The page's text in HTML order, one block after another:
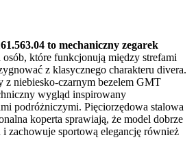
to mechaniczny zegarek
które funkcjonują między strefami
z klasycznego charakteru divera.
z niebiesko-czarnym bezelem GMT
wygląd inspirowany
podróżniczymi. Pięciorzędowa stalowa
koperta sprawiają, że model dobrze
i zachowuje sportową elegancję również